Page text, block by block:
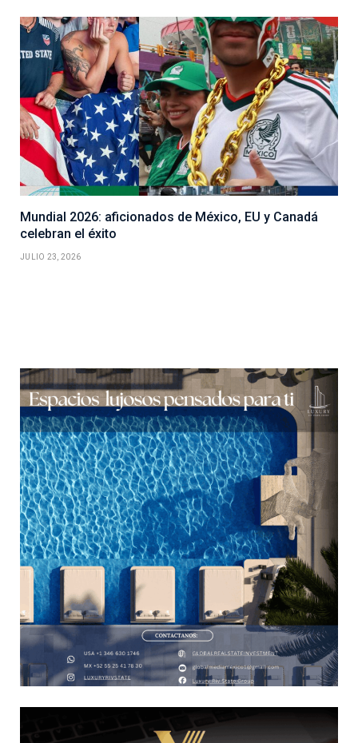
Mundial 2026: aficionados de México, EU y Canadá
celebran el éxito
JULIO 23, 2026